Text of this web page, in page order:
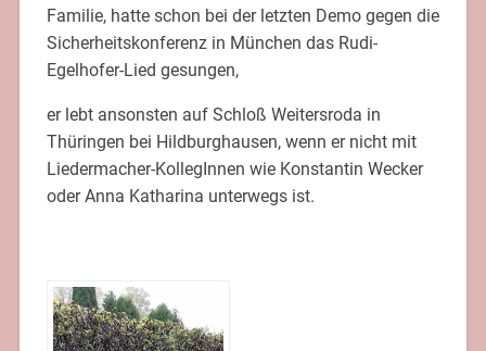
Familie, hatte schon bei der letzten Demo gegen die
Sicherheitskonferenz in München das Rudi-
Egelhofer-Lied gesungen,
er lebt ansonsten auf Schloß Weitersroda in
Thüringen bei Hildburghausen, wenn er nicht mit
Liedermacher-KollegInnen wie Konstantin Wecker
oderAnna Katharina unterwegs ist.